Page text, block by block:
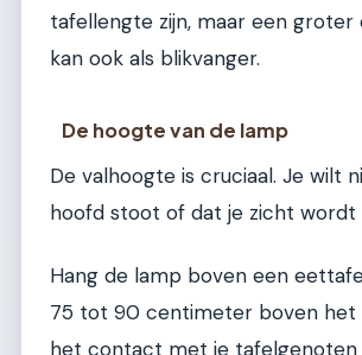
tafellengte zijn, maar een groter
kan ook als blikvanger.
De hoogte van de lamp
De valhoogte is cruciaal. Je wilt
hoofd stoot of dat je zicht wordt
Hang de lamp boven een
75 tot 90 centimeter boven het
het contact met je tafelgenoten